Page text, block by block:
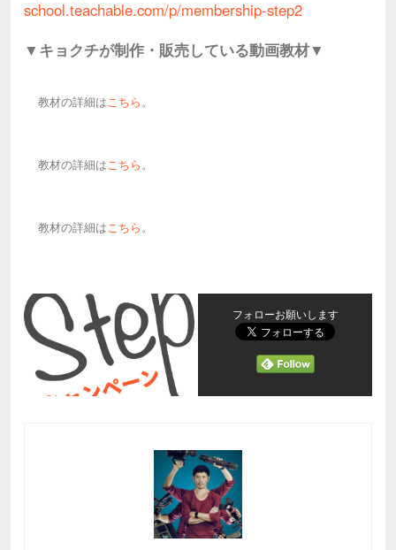
school.teachable.com/p/membership-step2
▼キョクチが制作・販売している動画教材▼
教材の詳細はこちら。
教材の詳細はこちら。
教材の詳細はこちら。
フォローお願いします